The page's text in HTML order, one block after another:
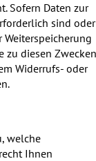
Sofern Daten zur
sind oder
Weiterspeicherung
zu diesen
Widerrufs- oder
welche
Ihnen